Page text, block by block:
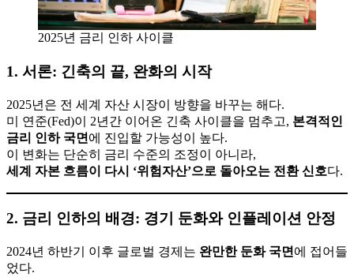
2025년 금리 인하 사이클
1. 서론: 긴축의 끝, 완화의 시작
2025년은 전 세계 자산 시장이 방향을 바꾸는 해다.
미 연준(Fed)이 2년간 이어온 긴축 사이클을 멈추고, 본격적인
금리 인하 국면 에 진입할 가능성이 높다.
이 변화는 단순히 금리 수준의 조정이 아니라,
세계 자본 흐름이 다시 ‘위험자산’으로 돌아오는 전환 신호다.
2. 금리 인하의 배경: 경기 둔화와 인플레이션 안정
2024년 하반기 이후 글로벌 경제는 완만한 둔화 국면 에 접어들
었다.